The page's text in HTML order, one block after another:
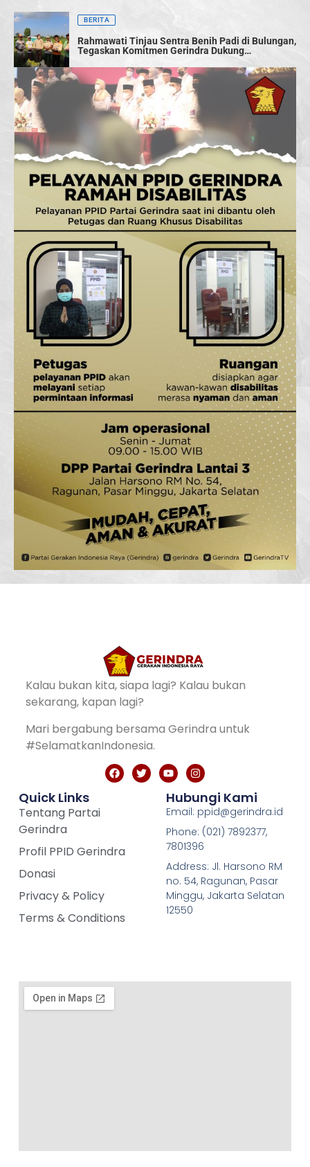
BERITA
Rahmawati Tinjau Sentra Benih Padi di Bulungan,
Tegaskan Komitmen Gerindra Dukung
Kalau bukan kita, siapa lagi? Kalau bukan
sekarang, kapan lagi?
Mari bergabung bersama Gerindra untuk
#SelamatkanIndonesia.
Quick Links
Tentang Partai
Gerindra
Profil PPID Gerindra
Donasi
Privacy & Policy
Terms & Conditions
Hubungi Kami
Email: ppid@gerindra.id
Phone: (021) 7892377,
7801396
Address: Jl. Harsono RM
no. 54, Ragunan, Pasar
Minggu, Jakarta Selatan
12550